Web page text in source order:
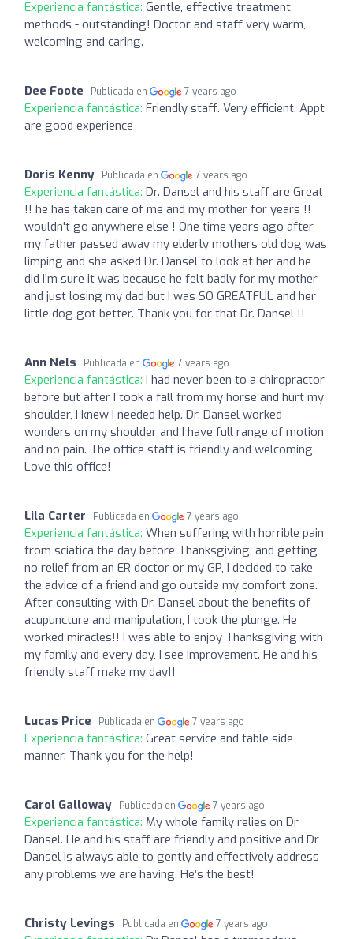
Experiencia fantástica: Gentle, effective treatment
methods - outstanding! Doctor and staff very warm,
welcoming and caring.
Dee Foote Publicada en 7 years ago
Experiencia fantástica: Friendly staff. Very efficient. Appt
are good experience
Doris Kenny Publicada en 7 years ago
Experiencia fantástica: Dr. Dansel and his staff are Great
!! he has taken care of me and my mother for years !!
wouldn't go anywhere else ! One time years ago after
my father passed away my elderly mothers old dog was
limping and she asked Dr. Dansel to look at her and he
did I'm sure it was because he felt badly for my mother
and just losing my dad but I was SO GREATFUL and her
little dog got better. Thank you for that Dr. Dansel !!
Ann Nels Publicada en 7 years ago
Experiencia fantástica: I had never been to a chiropractor
before but after I took a fall from my horse and hurt my
shoulder, I knew I needed help. Dr. Dansel worked
wonders on my shoulder and I have full range of motion
and no pain. The office staff is friendly and welcoming.
Love this office!
Lila Carter Publicada en 7 years ago
Experiencia fantástica: When suffering with horrible pain
from sciatica the day before Thanksgiving, and getting
no relief from an ER doctor or my GP, I decided to take
the advice of a friend and go outside my comfort zone.
After consulting with Dr. Dansel about the benefits of
acupuncture and manipulation, I took the plunge. He
worked miracles!! I was able to enjoy Thanksgiving with
my family and every day, I see improvement. He and his
friendly staff make my day!!
Lucas Price Publicada en 7 years ago
Experiencia fantástica: Great service and table side
manner. Thank you for the help!
Carol Galloway Publicada en 7 years ago
Experiencia fantástica: My whole family relies on Dr
Dansel. He and his staff are friendly and positive and Dr
Dansel is always able to gently and effectively address
any problems we are having. He’s the best!
Christy Levings Publicada en 7 years ago